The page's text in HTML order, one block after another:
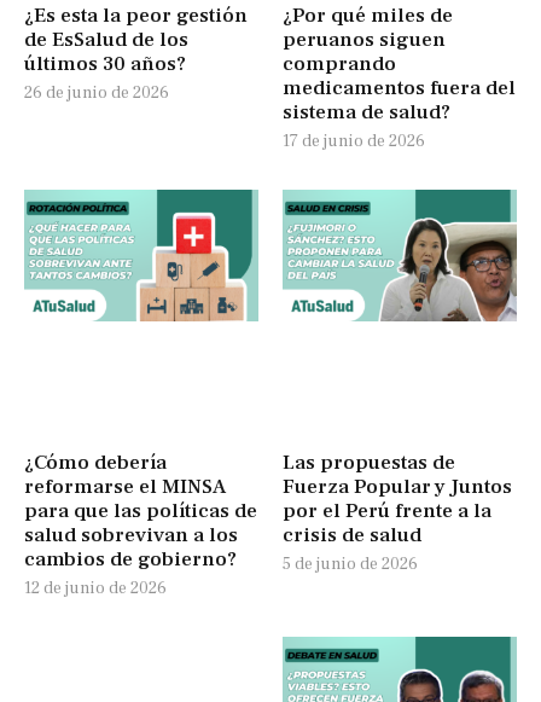
¿Es esta la peor gestión
de EsSalud de los
últimos 30 años?
26 de junio de 2026
¿Por qué miles de
peruanos siguen
comprando
medicamentos fuera del
sistema de salud?
17 de junio de 2026
¿Cómo debería
reformarse el MINSA
para que las políticas de
salud sobrevivan a los
cambios de gobierno?
12 de junio de 2026
Las propuestas de
Fuerza Popular y Juntos
por el Perú frente a la
crisis de salud
5 de junio de 2026